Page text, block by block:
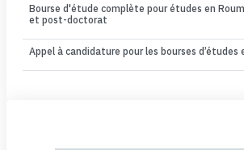
Bourse d'étude complète pour études en
et post-doctorat
Appel à candidature pour les bourses d’études